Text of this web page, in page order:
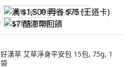
满 $1,500 再省 $75 (王道卡)
$7 酷澎幣回饋
好漢草 艾草淨身平安包 15包, 75g, 1
袋